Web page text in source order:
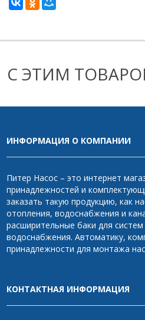
С ЭТИМ
ИНФОРМАЦИЯ О КОМПАНИИ
Питер Насос – это интернет
принадлежностей и
заказать такую продукцию, как
отопления, водоснабжения и
расширительные баки для
водоснабжения. Автоматику,
принадлежности для монтажа
КОНТАКТНАЯ ИНФОРМАЦИЯ